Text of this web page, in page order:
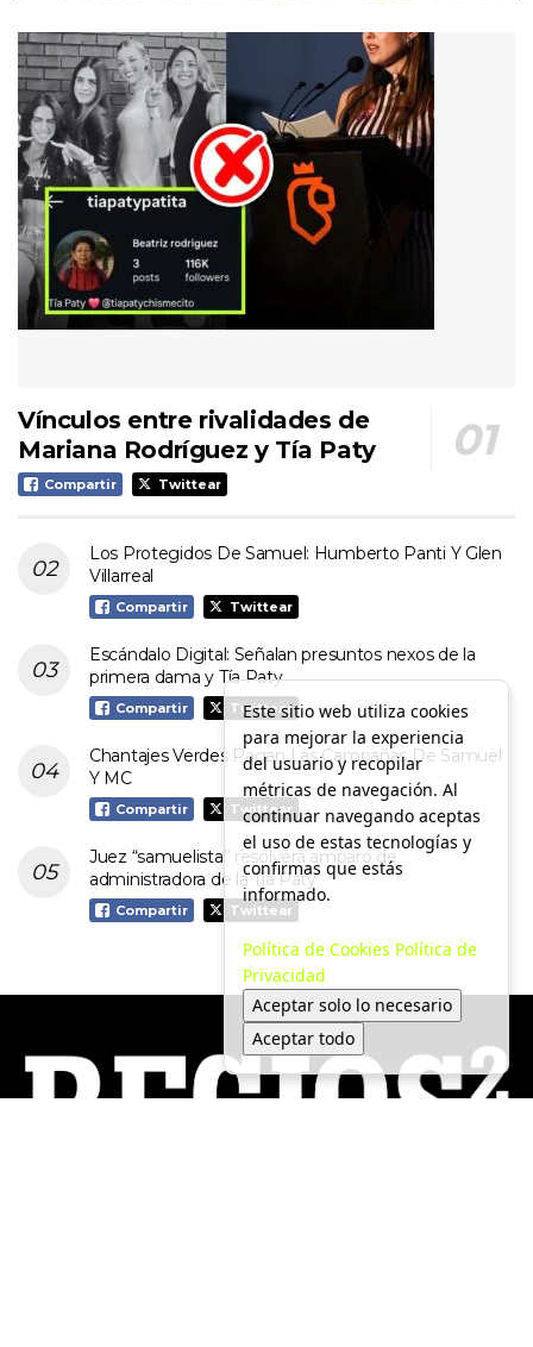
Vínculos entre rivalidades de
Mariana Rodríguez y Tía Paty
Compartir Twittear
Los Protegidos De Samuel: Humberto Panti Y Glen
Villarreal
Compartir Twittear
Escándalo Digital: Señalan presuntos nexos de la
primera dama y Tía Paty
Compartir Twittear
Chantajes Verdes Pagan Las Campañas De Samuel
Y MC
Compartir Twittear
Juez “samuelista” resolverá amparo de
administradora de la Tía Paty
Compartir Twittear
Este sitio web utiliza cookies
para mejorar la experiencia
del usuario y recopilar
métricas de navegación. Al
continuar navegando aceptas
el uso de estas tecnologías y
confirmas que estás
informado.
Política de Cookies Política de
Privacidad
Aceptar solo lo necesario
Aceptar todo